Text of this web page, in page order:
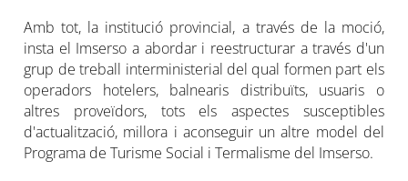
Amb tot, la institució provincial, a través de la moció,
insta el Imserso a abordar i reestructurar a través d'un
grup de treball interministerial del qual formen part els
operadors hotelers, balnearis distribuïts, usuaris o
altres proveïdors, tots els aspectes susceptibles
d'actualització, millora i aconseguir un altre model del
Programa de Turisme Social i Termalisme del Imserso.